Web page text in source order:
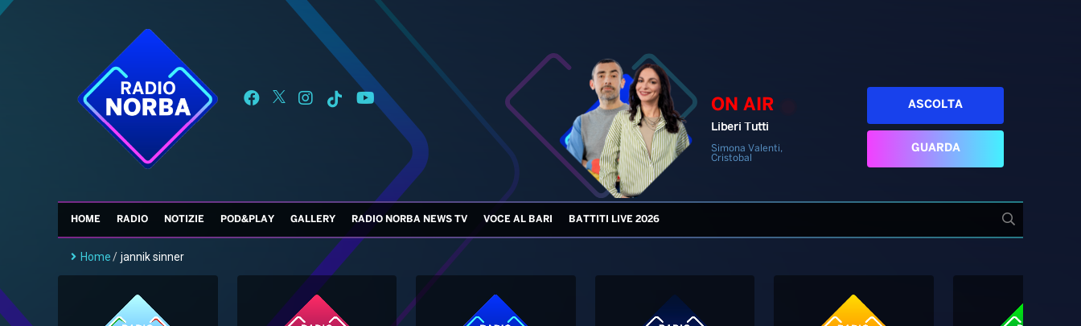
ON AIR
Liberi Tutti
Simona Valenti,
Cristobal
ASCOLTA
GUARDA
HOME RADIO NOTIZIE POD&PLAY GALLERY RADIO NORBA NEWS TV VOCE AL BARI BATTITI LIVE 2026
Home/ jannik sinner